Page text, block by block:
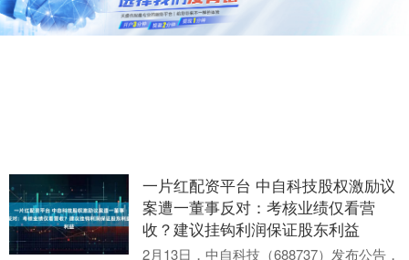
一片红配资平台 中自科技股权激励议
案遭一董事反对：考核业绩仅看营
收？建议挂钩利润保证股东利益
2月13日，中自科技（688737）发布公告，